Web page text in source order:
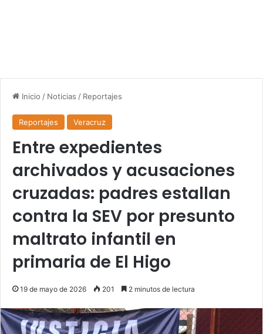
Inicio / Noticias / Reportajes
Reportajes Veracruz
Entre expedientes
archivados y acusaciones
cruzadas: padres estallan
contra la SEV por presunto
maltrato infantil en
primaria de El Higo
19 de mayo de 2026 201 2 minutos de lectura